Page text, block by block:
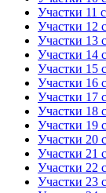
Участки 11
Участки 12
Участки 13
Участки 14
Участки 15
Участки 16
Участки 17
Участки 18
Участки 19
Участки 20
Участки 21
Участки 22
Участки 23